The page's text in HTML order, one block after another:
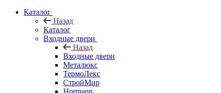
Каталог
Назад
Каталог
Входные двери
Назад
Входные двери
Металюкс
ТермоЛекс
СтройМир
Hormann